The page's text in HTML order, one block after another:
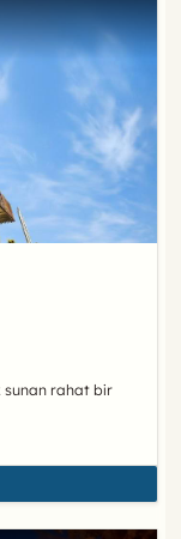
sunan rahat bir